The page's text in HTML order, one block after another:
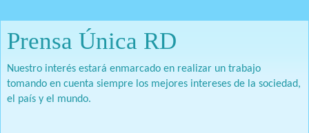
Prensa Única RD
Nuestro interés estará enmarcado en realizar un trabajo
tomando en cuenta siempre los mejores intereses de la sociedad,
el país y el mundo.